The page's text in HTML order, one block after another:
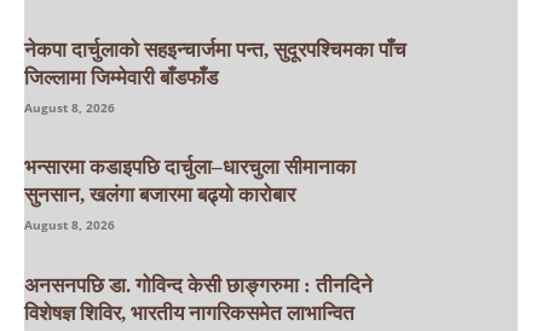
नेकपा दार्चुलाको सहइन्चार्जमा पन्त, सुदूरपश्चिमका पाँच
जिल्लामा जिम्मेवारी बाँडफाँड
August 8, 2026
भन्सारमा कडाइपछि दार्चुला–धारचुला सीमानाका
सुनसान, खलंगा बजारमा बढ्यो कारोबार
August 8, 2026
अनसनपछि डा. गोविन्द केसी छाङ्गरुमा : तीनदिने
विशेषज्ञ शिविर, भारतीय नागरिकसमेत लाभान्वित